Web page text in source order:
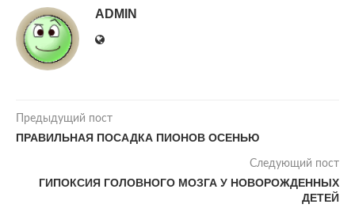
ADMIN
Предыдущий пост
ПРАВИЛЬНАЯ ПОСАДКА ПИОНОВ ОСЕНЬЮ
Следующий пост
ГИПОКСИЯ ГОЛОВНОГО МОЗГА У НОВОРОЖДЕННЫХ
ДЕТЕЙ